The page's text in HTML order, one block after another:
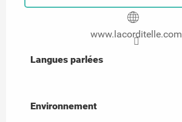
www.lacorditelle.com
Langues parlées
Langues parlées
Environnement
Environnement